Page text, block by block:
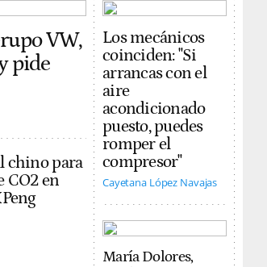
VW,
pide
chino para
CO2 en
Los mecánicos
coinciden: "Si
arrancas con el
aire
acondicionado
puesto, puedes
romper el
compresor"
Cayetana López Navajas
María Dolores,